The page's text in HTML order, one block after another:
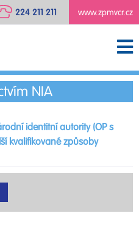
www.zpmvcr.cz
224 211 211
NIA
identitní autority (OP s
kvalifikované způsoby